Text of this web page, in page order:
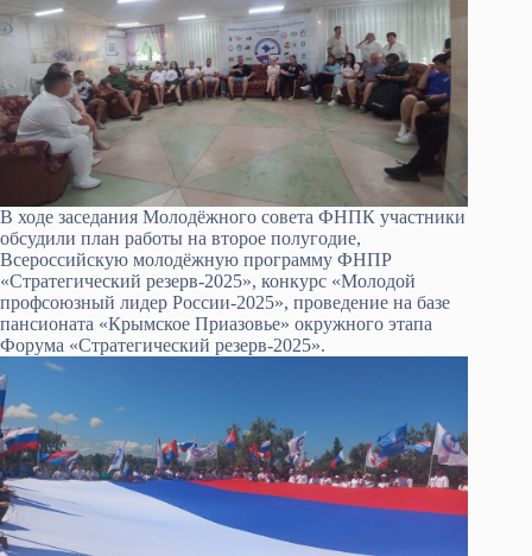
В ходе заседания Молодёжного совета ФНПК участники
обсудили план работы на второе полугодие,
Всероссийскую молодёжную программу ФНПР
«Стратегический резерв-2025», конкурс «Молодой
профсоюзный лидер России-2025», проведение на базе
пансионата «Крымское Приазовье» окружного этапа
Форума «Стратегический резерв-2025».